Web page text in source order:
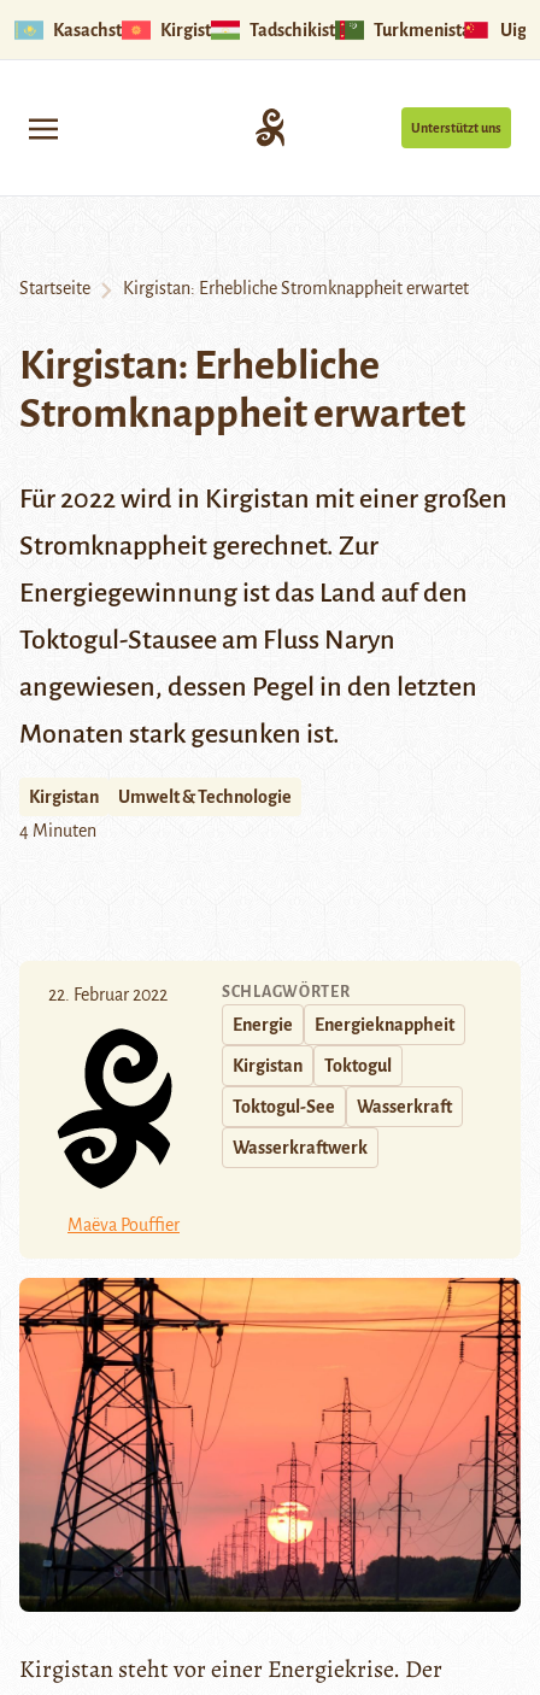
Kasachstan Kirgistan Tadschikistan Turkmenistan
Unterstützt uns
Startseite Kirgistan: Erhebliche Stromknappheit erwartet
Kirgistan: Erhebliche
Stromknappheit erwartet
Für 2022 wird in Kirgistan mit einer großen
Stromknappheit gerechnet. Zur
Energiegewinnung ist das Land auf den
Toktogul-Stausee am Fluss Naryn
angewiesen, dessen Pegel in den letzten
Monaten stark gesunken ist.
Kirgistan
Umwelt & Technologie
4 Minuten
22. Februar 2022
Maëva Pouffier
SCHLAGWÖRTER
Energie Energieknappheit
Kirgistan Toktogul
Toktogul-See Wasserkraft
Wasserkraftwerk
Kirgistan steht vor einer Energiekrise. Der